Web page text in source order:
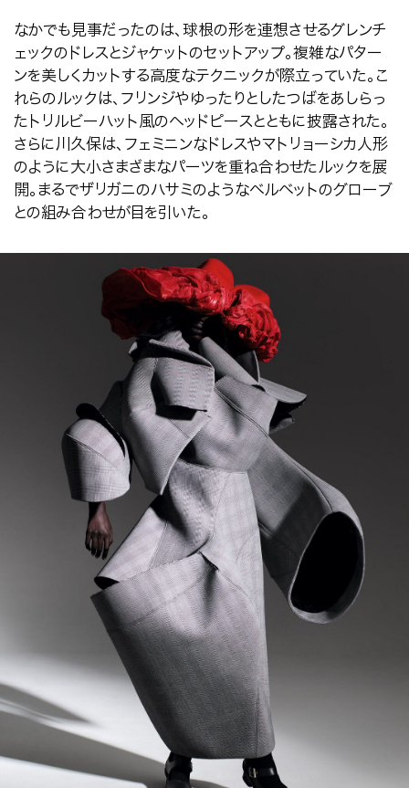
なかでも見事だったのは、球根の形を連想させるグレンチ
ェックのドレスとジャケットのセットアップ。複雑なパター
ンを美しくカットする高度なテクニックが際立っていた。こ
れらのルックは、フリンジやゆったりとしたつばをあしらっ
たトリルビーハット風のヘッドピースとともに披露された。
さらに川久保は、フェミニンなドレスやマトリョーシカ人形
のように大小さまざまなパーツを重ね合わせたルックを展
開。まるでザリガニのハサミのようなベルベットのグローブ
との組み合わせが目を引いた。